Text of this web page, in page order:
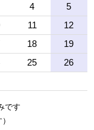
4
5
11
12
18
19
25
26
です